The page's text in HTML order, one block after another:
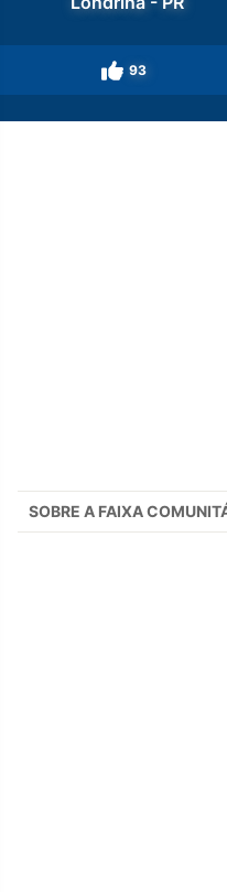
93
SOBRE A FAIXA